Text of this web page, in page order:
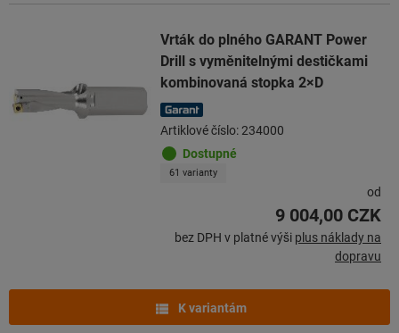
Vrták do plného GARANT Power
Drill s vyměnitelnými destičkami
kombinovaná stopka 2×D
Artiklové číslo: 234000
Dostupné
61 varianty
od
9 004,00 CZK
bez DPH v platné výši plus náklady na
dopravu
K variantám